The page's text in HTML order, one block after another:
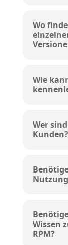
Wo
Wie
Wer
Kunden?
Wissen
RPM?